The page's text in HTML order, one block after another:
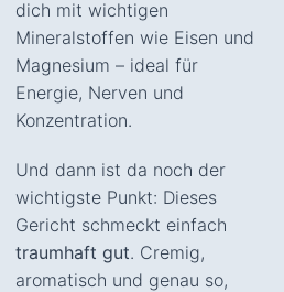
dich mit wichtigen
Mineralstoffen wie Eisen und
Magnesium – ideal für
Energie, Nerven und
Konzentration.
Und dann ist da noch der
wichtigste Punkt: Dieses
Gericht schmeckt einfach
traumhaft gut. Cremig,
aromatisch und genau so,